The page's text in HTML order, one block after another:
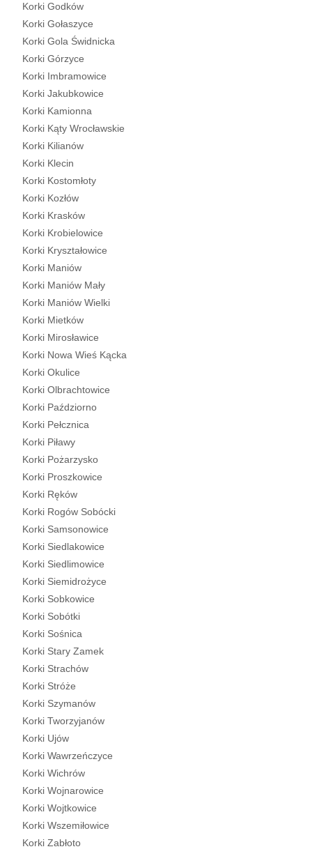
Korki Godków
Korki Gołaszyce
Korki Gola Świdnicka
Korki Górzyce
Korki Imbramowice
Korki Jakubkowice
Korki Kamionna
Korki Kąty Wrocławskie
Korki Kilianów
Korki Klecin
Korki Kostomłoty
Korki Kozłów
Korki Krasków
Korki Krobielowice
Korki Kryształowice
Korki Maniów
Korki Maniów Mały
Korki Maniów Wielki
Korki Mietków
Korki Mirosławice
Korki Nowa Wieś Kącka
Korki Okulice
Korki Olbrachtowice
Korki Paździorno
Korki Pełcznica
Korki Piławy
Korki Pożarzysko
Korki Proszkowice
Korki Ręków
Korki Rogów Sobócki
Korki Samsonowice
Korki Siedlakowice
Korki Siedlimowice
Korki Siemidrożyce
Korki Sobkowice
Korki Sobótki
Korki Sośnica
Korki Stary Zamek
Korki Strachów
Korki Stróże
Korki Szymanów
Korki Tworzyjanów
Korki Ujów
Korki Wawrzeńczyce
Korki Wichrów
Korki Wojnarowice
Korki Wojtkowice
Korki Wszemiłowice
Korki Zabłoto